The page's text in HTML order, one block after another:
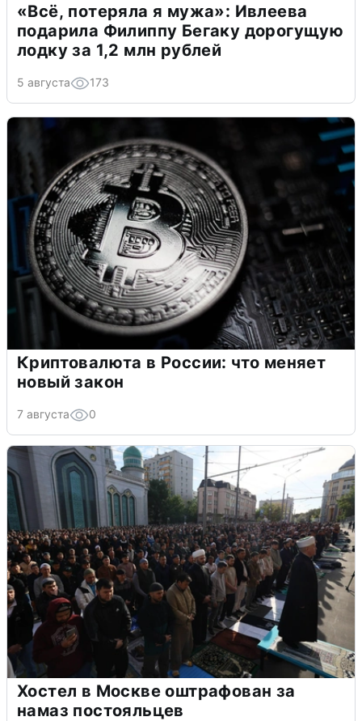
«Всё, потеряла я мужа»: Ивлеева
подарила Филиппу Бегаку дорогущую
лодку за 1,2 млн рублей
5 августа 173
Криптовалюта в России: что меняет
новый закон
7 августа 0
Хостел в Москве оштрафован за
намаз постояльцев